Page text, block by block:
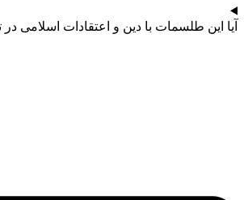
آیا این طلسمات با دین و اعتقادات اسلامی در